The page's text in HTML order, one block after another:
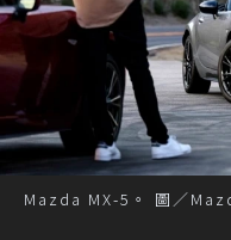
Mazda MX-5。 圖／